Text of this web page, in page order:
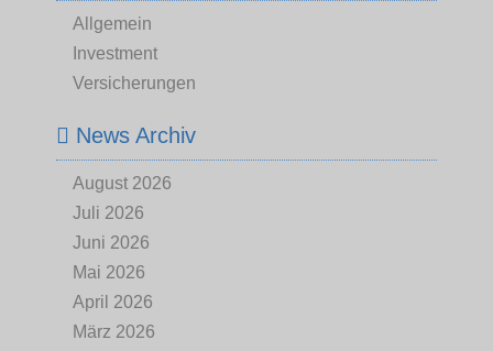
Allgemein
Investment
Versicherungen
News Archiv
August 2026
Juli 2026
Juni 2026
Mai 2026
April 2026
März 2026